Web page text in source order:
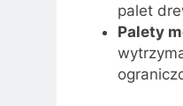
palet
Palety